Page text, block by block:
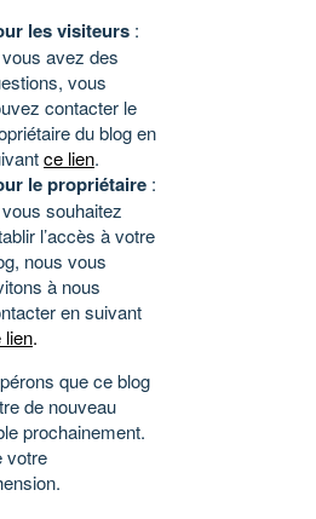
les visiteurs :
avez des
vous
contacter le
du blog en
ce lien.
le propriétaire :
souhaitez
l’accès à votre
nous vous
à nous
en suivant
lien.
que ce blog
de nouveau
prochainement.
votre